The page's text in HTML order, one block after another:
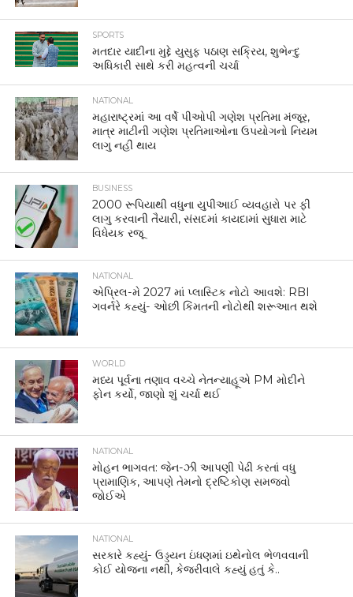
SPORTS
મતદાર યાદીના મુદ્દે યુસુફ પઠાણ સક્રિય, શુભેન્દુ
અધિકારી સાથે કરી મહત્વની ચર્ચા
NATIONAL
મહારાષ્ટ્રમાં આ વર્ષે પીઓપી ગણેશ પ્રતિમા મંજૂર,
માત્ર માટીની ગણેશ પ્રતિમાઓના ઉપયોગનો નિયમ
લાગુ નહીં થાય
BUSINESS
2000 રૂપિયાથી વધુના યુપીઆઈ વ્યવહારો પર ફી
લાગુ કરવાની તૈયારી, સંસદમાં કાયદામાં સુધારા માટે
વિધેયક રજૂ
NATIONAL
એપ્રિલ-મે 2027 માં પ્લાસ્ટિક નોટો આવશે: RBI
ગવર્નરે કહ્યું- ઓછી કિંમતની નોટોથી શરૂઆત થશે
WORLD
મધ્ય પૂર્વના તણાવ વચ્ચે નેતન્યાહૂએ PM મોદીને
ફોન કર્યો, જાણો શું ચર્ચા થઈ
NATIONAL
મોહન ભાગવત: જેન-ઝી આપણી પેઢી કરતાં વધુ
પ્રામાણિક, આપણે તેમનો દ્રષ્ટિકોણ સમજવો
જોઈએ
NATIONAL
સરકારે કહ્યું- ઉડ્ડયન ઇંધણમાં ઇથેનોલ ભેળવવાની
કોઈ યોજના નથી, કેજરીવાલે કહ્યું હતું કે..